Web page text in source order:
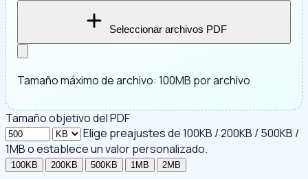
Seleccionar archivos PDF
Tamaño máximo de archivo: 100MB por archivo
Tamaño objetivo del PDF
Elige preajustes de 100KB / 200KB / 500KB /
1MB o establece un valor personalizado.
100KB 200KB 500KB 1MB 2MB